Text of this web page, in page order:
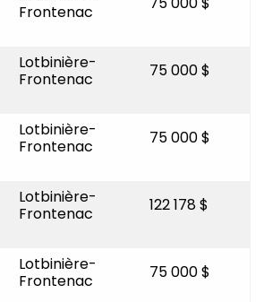
Frontenac
Lotbinière-
Frontenac
75 000 $
Lotbinière-
Frontenac
75 000 $
Lotbinière-
Frontenac
122 178 $
Lotbinière-
Frontenac
75 000 $